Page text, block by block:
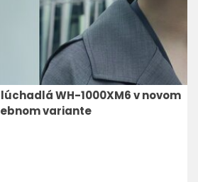
WH-1000XM6 v novom
variante